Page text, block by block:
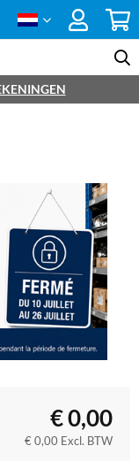
€0,00
€0,00 Excl. BTW